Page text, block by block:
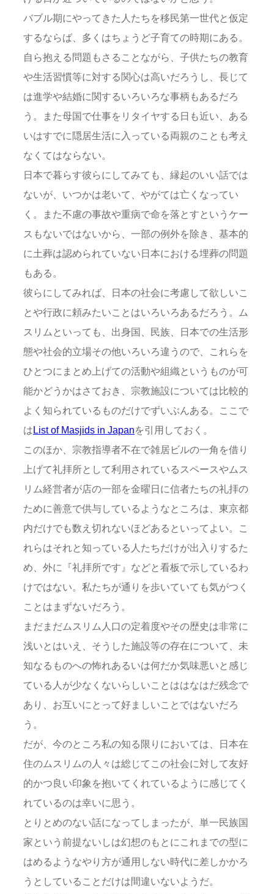
バブル期にやってきた人たちを移民第一世代と仮定
するならば、多くはちょうど子育ての時期にある。
自ら抱える問題もさることながら、子供たちの教育
や生活習慣等に対する関心は高いだろうし、長じて
は進学や結婚に関するいろいろな事柄もあるだろ
う。また母国で仕事をリタイヤする日も近い、ある
いはすでに隠居生活に入っている両親のことも考え
なくてはならない。
日本で暮らす彼らにしてみても、縁起のいい話では
ないが、いつかは老いて、やがては亡くなってい
く。また不慮の事故や重病で命を落とすというケー
スもないではないから、一部の例外を除き、基本的
に土葬は認められていない日本における埋葬の問題
もある。
彼らにしてみれば、日本の社会に考慮して欲しいこ
とや行政に頼みたいことはいろいろあるだろう。ム
スリムといっても、出身国、民族、日本での生活形
態や社会的立場その他いろいろ違うので、これらを
ひとつにまとめ上げての活動や組織というものが可
能かどうかはさておき、宗教施設については比較的
よく知られているものだけでずいぶんある。ここで
はList of Masjids in Japanを引用しておく。
このほか、宗教指導者不在で雑居ビルの一角を借り
上げて礼拝所として利用されているスペースやムス
リム経営者が店の一部を金曜日に信者たちの礼拝の
ために善意で供与しているようなところは、東京都
内だけでも数え切れないほどあるといってよい。こ
れらはそれと知っている人たちだけが出入りするた
め、外に『礼拝所です』などと看板で示しているわ
けではない。私たちが通りを歩いていても気がつく
ことはまずないだろう。
まだまだムスリム人口の定着度やその歴史は非常に
浅いとはいえ、そうした施設等の存在について、未
知なるものへの怖れあるいは何だか気味悪いと感じ
ている人が少なくないらしいことははなはだ残念で
あり、お互いにとって好ましいことではないだろ
う。
だが、今のところ私の知る限りにおいては、日本在
住のムスリムの人々は総じてこの社会に対して友好
的かつ良い印象を抱いてくれているように感じてく
れているのは幸いに思う。
とりとめのない話になってしまったが、単一民族国
家という前提ないしは幻想のもとにこれまでの型に
はめるようなやり方が通用しない時代に差しかかろ
うとしていることだけは間違いないようだ。